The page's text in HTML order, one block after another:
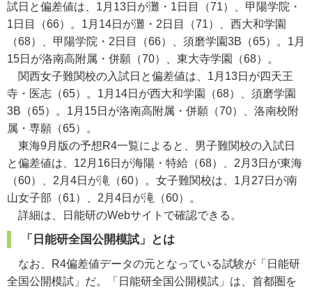
試日と偏差値は、1月13日が灘・1日目（71）、甲陽学院・
1日目（66）。1月14日が灘・2日目（71）、西大和学園
（68）、甲陽学院・2日目（66）、須磨学園3B（65）。1月
15日が洛南高附属・併願（70）、東大寺学園（68）。
関西女子難関校の入試日と偏差値は、1月13日が四天王
寺・医志（65）。1月14日が西大和学園（68）、須磨学園
3B（65）。1月15日が洛南高附属・併願（70）、洛南校附
属・専願（65）。
東海9月版の予想R4一覧によると、男子難関校の入試日
と偏差値は、12月16日が海陽・特給（68）、2月3日が東海
（60）、2月4日が滝（60）。女子難関校は、1月27日が南
山女子部（61）、2月4日が滝（60）。
詳細は、日能研のWebサイトで確認できる。
「日能研全国公開模試」とは
なお、R4偏差値データの元となっている試験が「日能研
全国公開模試」だ。「日能研全国公開模試」は、首都圏を